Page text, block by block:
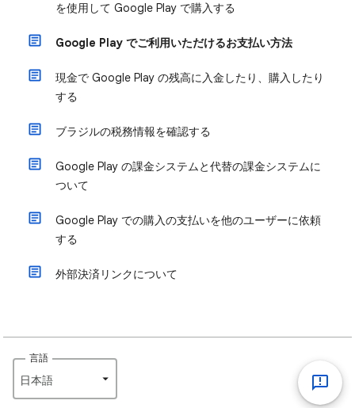
を使用して Google Play で購入する
Google Play でご利用いただけるお支払い方法
現金で Google Play の残高に入金したり、購入したり
する
ブラジルの税務情報を確認する
Google Play の課金システムと代替の課金システムに
ついて
Google Play での購入の支払いを他のユーザーに依頼
する
外部決済リンクについて
言語
日本語‎